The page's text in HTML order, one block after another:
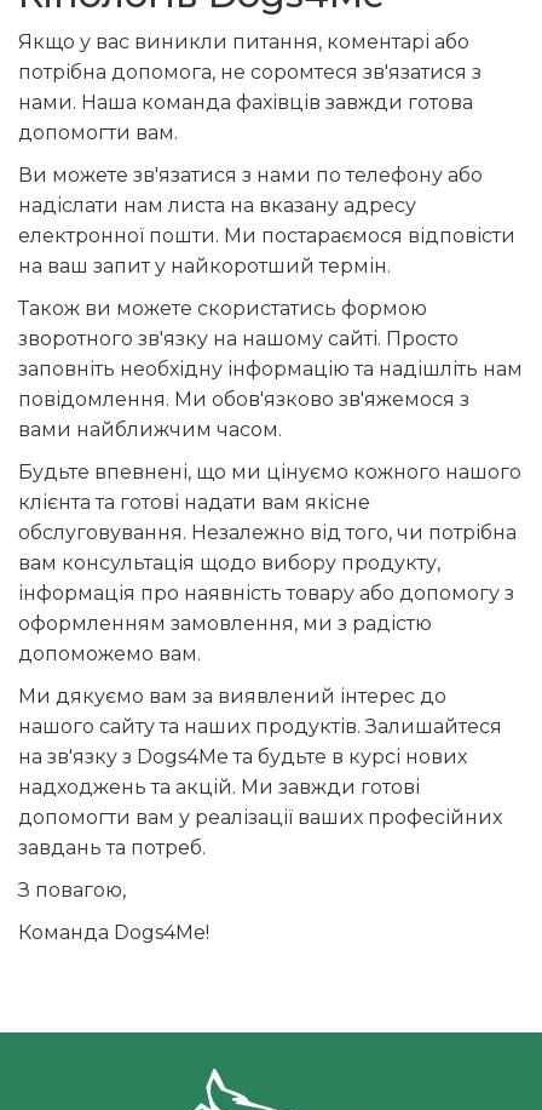
Якщо у вас виникли питання, коментарі або
потрібна допомога, не соромтеся зв'язатися з
нами. Наша команда фахівців завжди готова
допомогти вам.
Ви можете зв'язатися з нами по телефону або
надіслати нам листа на вказану адресу
електронної пошти. Ми постараємося відповісти
на ваш запит у найкоротший термін.
Також ви можете скористатись формою
зворотного зв'язку на нашому сайті. Просто
заповніть необхідну інформацію та надішліть нам
повідомлення. Ми обов'язково зв'яжемося з
вами найближчим часом.
Будьте впевнені, що ми цінуємо кожного нашого
клієнта та готові надати вам якісне
обслуговування. Незалежно від того, чи потрібна
вам консультація щодо вибору продукту,
інформація про наявність товару або допомогу з
оформленням замовлення, ми з радістю
допоможемо вам.
Ми дякуємо вам за виявлений інтерес до
нашого сайту та наших продуктів. Залишайтеся
на зв'язку з Dogs4Me та будьте в курсі нових
надходжень та акцій. Ми завжди готові
допомогти вам у реалізації ваших професійних
завдань та потреб.
З повагою,
Команда Dogs4Me!